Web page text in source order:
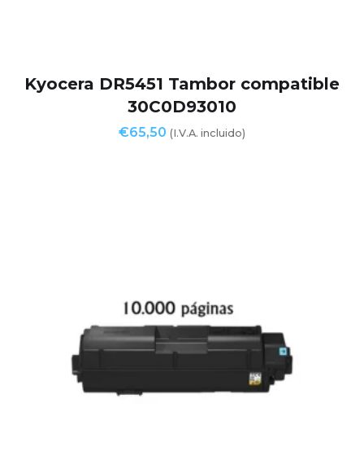
Kyocera DR5451 Tambor compatible
30C0D93010
€65,50 (I.V.A. incluido)